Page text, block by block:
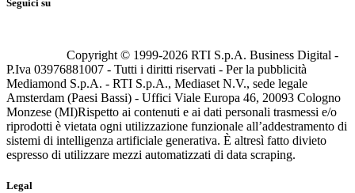
Seguici su
Copyright © 1999-2026 RTI S.p.A. Business Digital -
P.Iva 03976881007 - Tutti i diritti riservati - Per la pubblicità
Mediamond S.p.A. - RTI S.p.A., Mediaset N.V., sede legale
Amsterdam (Paesi Bassi) - Uffici Viale Europa 46, 20093 Cologno
Monzese (MI)Rispetto ai contenuti e ai dati personali trasmessi e/o
riprodotti è vietata ogni utilizzazione funzionale all’addestramento di
sistemi di intelligenza artificiale generativa. È altresì fatto divieto
espresso di utilizzare mezzi automatizzati di data scraping.
Legal